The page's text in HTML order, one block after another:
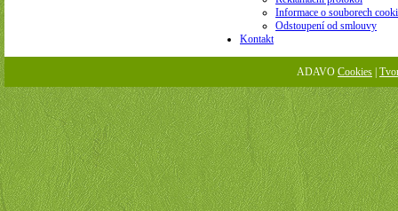
Informace o souborech
Odstoupení od smlouvy
Kontakt
ADAVO Cookies |